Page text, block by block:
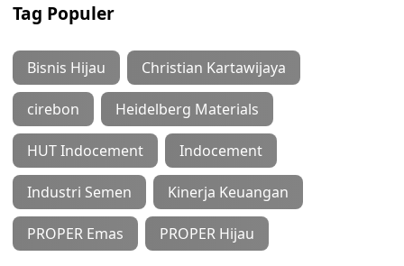
Tag Populer
Bisnis Hijau Christian Kartawijaya
cirebon Heidelberg Materials
HUT Indocement Indocement
Industri Semen Kinerja Keuangan
PROPER Emas PROPER Hijau